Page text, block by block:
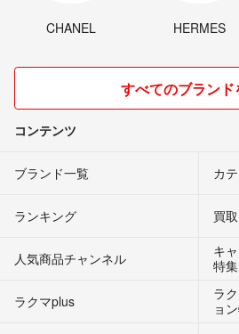
CHANEL HERMES
すべてのブランド
コンテンツ
ブランド一覧 カ
ランキング 買
人気商品チャンネル
キ
特集
ラクマplus
ラ
ョ